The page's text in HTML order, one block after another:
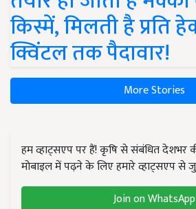
किस्में, मिलती है प्रति
क्विंटल तक पैदावार!
More Stories
हम व्हाट्सएप पर हैं! कृषि से संबंधित देशभर
मोबाइल में पढ़ने के लिए हमारे व्हाट्सएप से
Join on WhatsApp